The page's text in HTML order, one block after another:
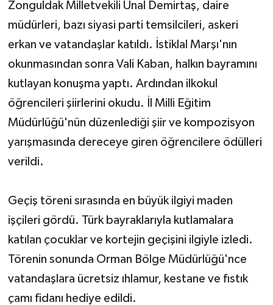
Zonguldak Milletvekili Ünal Demirtaş, daire
müdürleri, bazı siyasi parti temsilcileri, askeri
erkan ve vatandaşlar katıldı. İstiklal Marşı'nın
okunmasından sonra Vali Kaban, halkın bayramını
kutlayan konuşma yaptı. Ardından ilkokul
öğrencileri şiirlerini okudu. İl Milli Eğitim
Müdürlüğü'nün düzenlediği şiir ve kompozisyon
yarışmasında dereceye giren öğrencilere ödülleri
verildi.
Geçiş töreni sırasında en büyük ilgiyi maden
işçileri gördü. Türk bayraklarıyla kutlamalara
katılan çocuklar ve kortejin geçişini ilgiyle izledi.
Törenin sonunda Orman Bölge Müdürlüğü'nce
vatandaşlara ücretsiz ıhlamur, kestane ve fıstık
çamı fidanı hediye edildi.